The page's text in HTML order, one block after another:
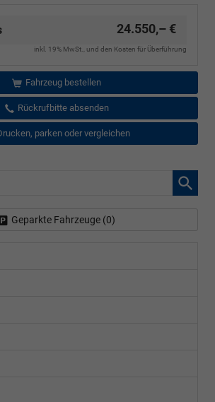
24.550,– €
inkl. 19% MwSt., und den Kosten für Überführung
Fahrzeug bestellen
Rückrufbitte absenden
parken oder vergleichen
Geparkte Fahrzeuge (0)